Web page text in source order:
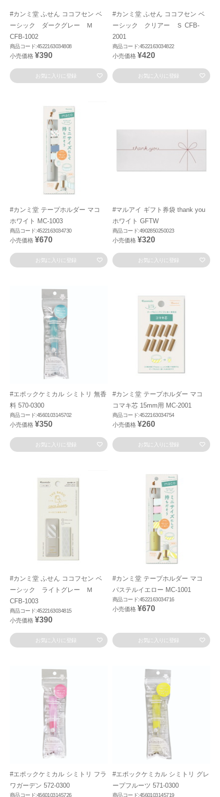
#カンミ堂 ふせん ココフセン ベ
ーシック ダークグレー Ｍ
CFB-1002
商品コード:4522163034808
小売価格 ¥390
お気に入りに登録
#カンミ堂 ふせん ココフセン ベ
ーシック クリアー Ｓ CFB-
2001
商品コード:4522163034822
小売価格 ¥420
お気に入りに登録
#カンミ堂 テープホルダー マコ
ホワイト MC-1003
商品コード:4522163034730
小売価格 ¥670
お気に入りに登録
#マルアイ ギフト券袋 thank you
ホワイト GFTW
商品コード:4902850250023
小売価格 ¥320
お気に入りに登録
#エポックケミカル シミトリ 無香
料 570-0300
商品コード:4560103145702
小売価格 ¥350
お気に入りに登録
#カンミ堂 テープホルダー マコ
コマキ芯 15mm用 MC-2001
商品コード:4522163034754
小売価格 ¥260
お気に入りに登録
#カンミ堂 ふせん ココフセン ベ
ーシック ライトグレー Ｍ
CFB-1003
商品コード:4522163034815
小売価格 ¥390
お気に入りに登録
#カンミ堂 テープホルダー マコ
パステルイエロー MC-1001
商品コード:4522163034716
小売価格 ¥670
お気に入りに登録
#エポックケミカル シミトリ フラ
ワガーデン 572-0300
商品コード:4560103145726
#エポックケミカル シミトリ グレ
ープフルーツ 571-0300
商品コード:4560103145719